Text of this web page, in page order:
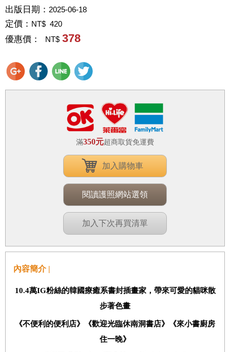
出版日期： 2025-06-18
定價： NT$ 420
優惠價： NT$ 378
滿350元超商取貨免運費
加入購物車
閱讀護照網站選領
加入下次再買清單
內容簡介 |
10.4萬IG粉絲的韓國療癒系書封插畫家，帶來可愛的貓咪散
步著色畫
《不便利的便利店》《歡迎光臨休南洞書店》《來小書廚房
住一晚》